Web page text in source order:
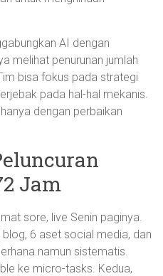
AI dengan
melihat penurunan jumlah
bisa fokus pada strategi
pada hal-hal mekanis.
dengan perbaikan
Jam
sore, live Senin paginya.
6 aset social media, dan
namun sistematis.
ke micro-tasks. Kedua,